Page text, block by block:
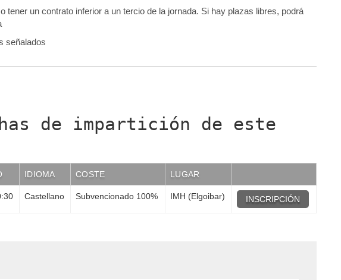
tener un contrato inferior a un tercio de la jornada. Si hay plazas libres, podrá
señalados
de impartición de este
IDIOMA COSTE LUGAR
Castellano Subvencionado 100% IMH (Elgoibar) INSCRIPCIÓN